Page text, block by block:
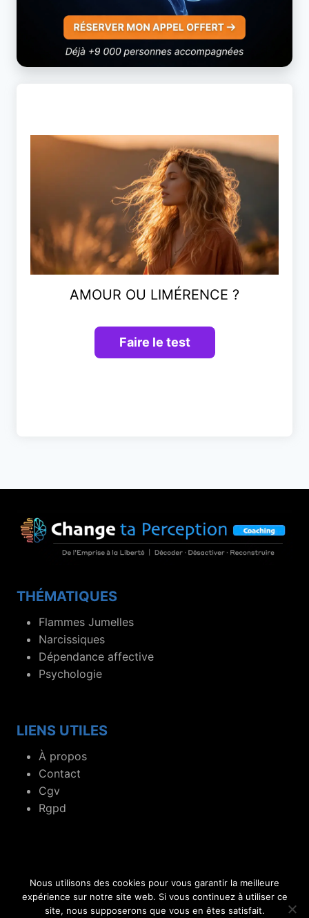
AMOUR OU LIMÉRENCE ?
THÉMATIQUES
Flammes Jumelles
Narcissiques
Dépendance affective
Psychologie
LIENS UTILES
À propos
Contact
Cgv
Rgpd
© 2019- 2026 Blog dédié aux flammes jumelles et
relations toxiques.
Nous utilisons des cookies pour vous garantir la meilleure
expérience sur notre site web. Si vous continuez à utiliser ce
site, nous supposerons que vous en êtes satisfait.